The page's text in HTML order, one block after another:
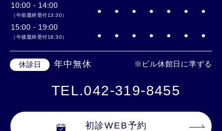
10:00 - 14:00
（午前最終受付13:30）
● ● ● ● ● ●
●
15:00 - 19:00
（午後最終受付18:30） ● ● ● ● ● ● ●
休診日 年中無休 ※ビル休館日に準ずる
TEL.042-319-8455
初診WEB予約